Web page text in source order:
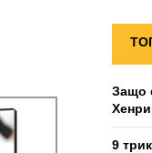
Защо
9